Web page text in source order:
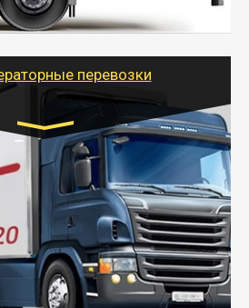
доставку
и личных вещей по нужному
работ при перевозке.
перевозки
Транспорт:
Бычок, Еврофура от 5 до
10 тонн
от 6000 руб.
перевозки грузов с
режима, работающим
обработкой кузова и мед.